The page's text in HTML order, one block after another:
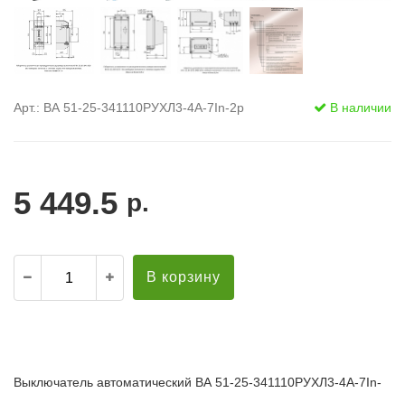
Арт.: ВА 51-25-341110РУХЛ3-4А-7In-2р В наличии
5 449.5 р.
В корзину
Выключатель автоматический ВА 51-25-341110РУХЛ3-4А-7In-